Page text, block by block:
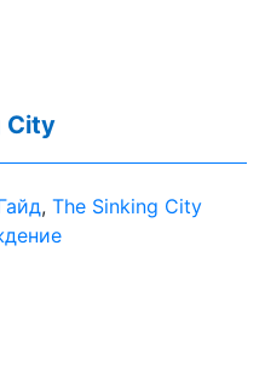
City
, The Sinking City